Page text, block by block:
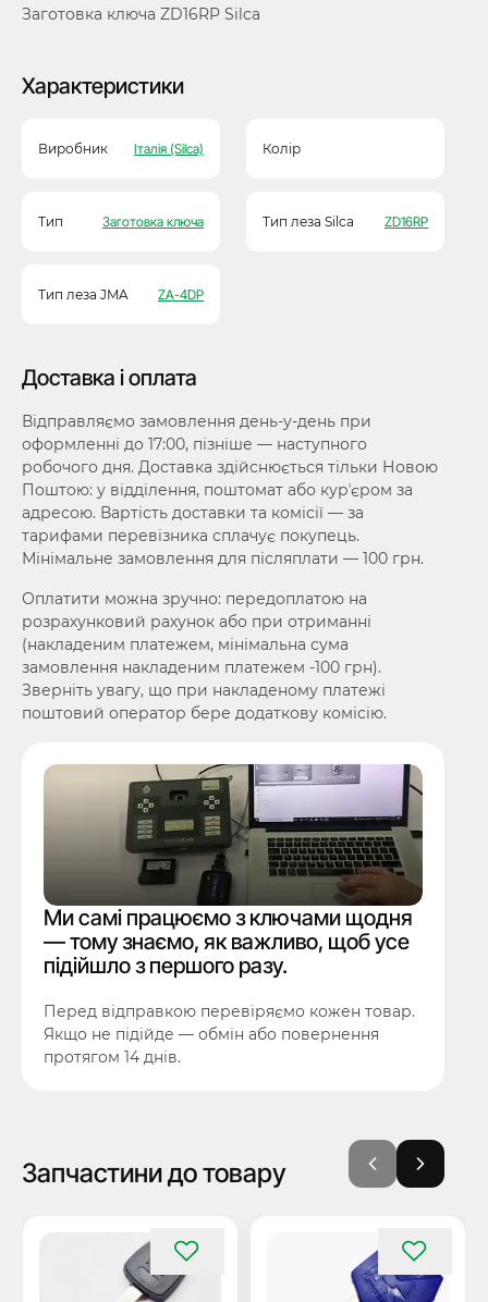
Заготовка ключа ZD16RP Silca
Характеристики
Виробник Італія (Silca) Колір
Тип Заготовка ключа Тип леза Silca ZD16RP
Тип леза JMA ZA-4DP
Доставка і оплата
Відправляємо замовлення день-у-день при
оформленні до 17:00, пізніше — наступного
робочого дня. Доставка здійснюється тільки Новою
Поштою: у відділення, поштомат або курʼєром за
адресою. Вартість доставки та комісії — за
тарифами перевізника сплачує покупець.
Мінімальне замовлення для післяплати — 100 грн.
Оплатити можна зручно: передоплатою на
розрахунковий рахунок або при отриманні
(накладеним платежем, мінімальна сума
замовлення накладеним платежем -100 грн).
Зверніть увагу, що при накладеному платежі
поштовий оператор бере додаткову комісію.
Ми самі працюємо з ключами щодня
— тому знаємо, як важливо, щоб усе
підійшло з першого разу.
Перед відправкою перевіряємо кожен товар.
Якщо не підійде — обмін або повернення
протягом 14 днів.
Запчастини до товару